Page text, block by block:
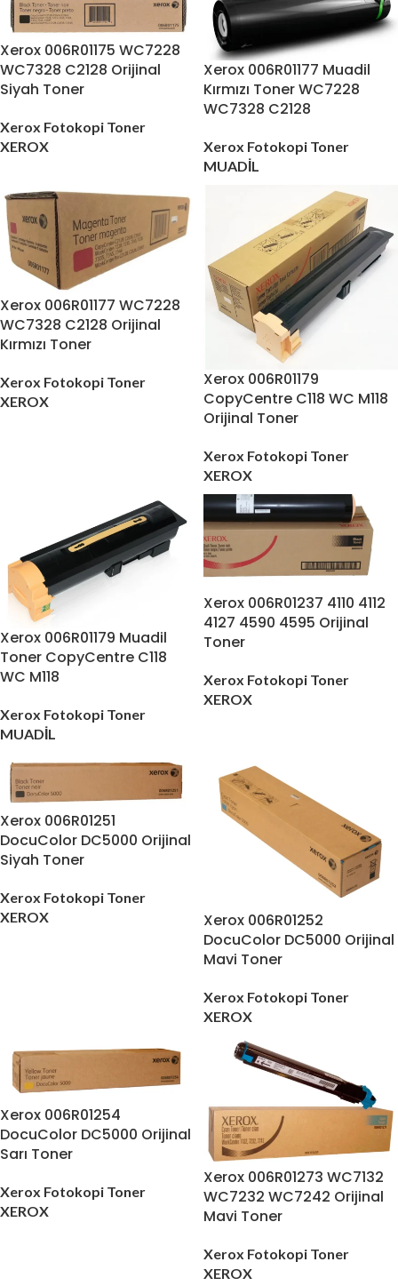
Xerox 006R01175 WC7228
WC7328 C2128 Orijinal
Siyah Toner
Xerox Fotokopi Toner
XEROX
Xerox 006R01177 Muadil
Kırmızı Toner WC7228
WC7328 C2128
Xerox Fotokopi Toner
MUADİL
Xerox 006R01177 WC7228
WC7328 C2128 Orijinal
Kırmızı Toner
Xerox Fotokopi Toner
XEROX
Xerox 006R01179
CopyCentre C118 WC M118
Orijinal Toner
Xerox Fotokopi Toner
XEROX
Xerox 006R01179 Muadil
Toner CopyCentre C118
WC M118
Xerox Fotokopi Toner
MUADİL
Xerox 006R01237 4110 4112
4127 4590 4595 Orijinal
Toner
Xerox Fotokopi Toner
XEROX
Xerox 006R01251
DocuColor DC5000 Orijinal
Siyah Toner
Xerox Fotokopi Toner
XEROX
Xerox 006R01252
DocuColor DC5000 Orijinal
Mavi Toner
Xerox Fotokopi Toner
XEROX
Xerox 006R01254
DocuColor DC5000 Orijinal
Sarı Toner
Xerox Fotokopi Toner
XEROX
Xerox 006R01273 WC7132
WC7232 WC7242 Orijinal
Mavi Toner
Xerox Fotokopi Toner
XEROX